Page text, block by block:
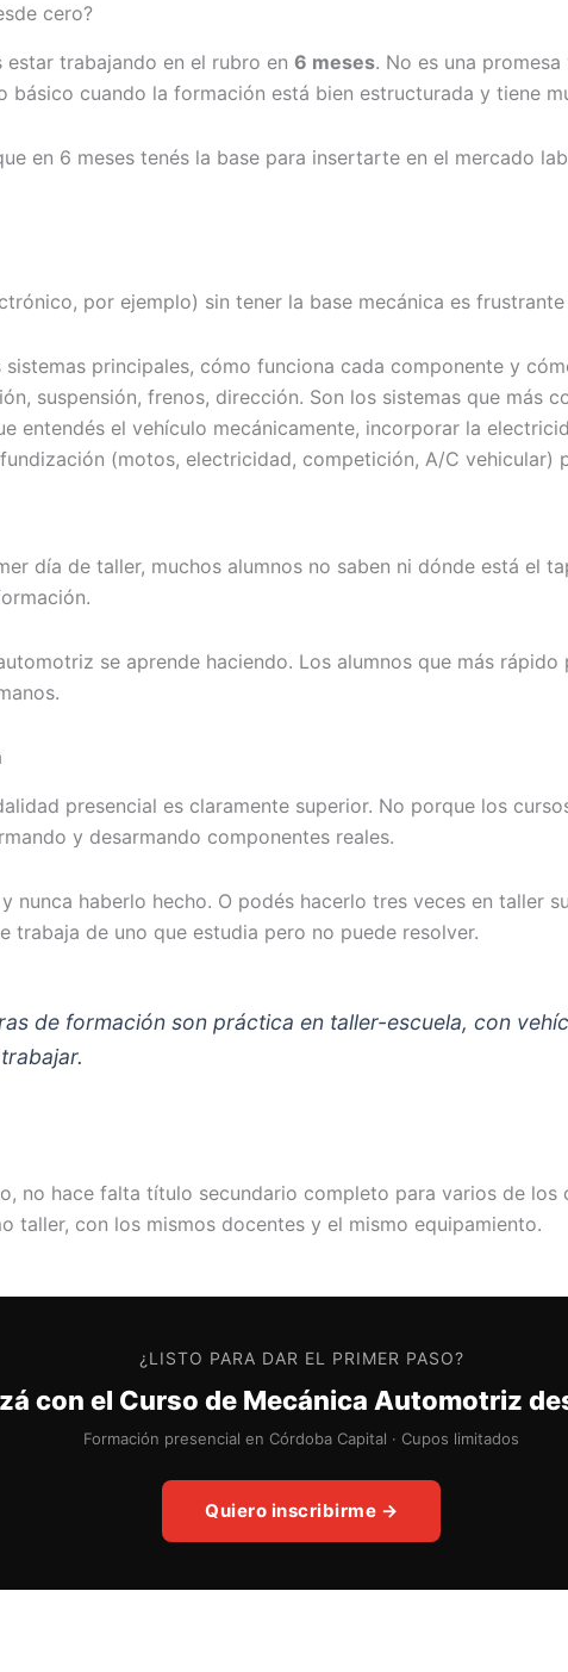
cero?
trabajando en el rubro en 6 meses. No es una
cuando la formación está bien estructurada y tiene
en 6 meses tenés la base para insertarte en el mercado
por ejemplo) sin tener la base mecánica es
principales, cómo funciona cada componente y
suspensión, frenos, dirección. Son los sistemas que más
entendés el vehículo mecánicamente, incorporar la
(motos, electricidad, competición, A/C vehicular)
día de taller, muchos alumnos no saben ni dónde está el
se aprende haciendo. Los alumnos que más
presencial es claramente superior. No porque los
y desarmando componentes reales.
nunca haberlo hecho. O podés hacerlo tres veces en taller
trabaja de uno que estudia pero no puede resolver.
de formación son práctica en taller-escuela, con
no hace falta título secundario completo para varios de los
taller, con los mismos docentes y el mismo equipamiento.
¿LISTO PARA DAR EL PRIMER PASO?
con el Curso de Mecánica Automotriz
Formación presencial en Córdoba Capital · Cupos limitados
Quiero inscribirme →